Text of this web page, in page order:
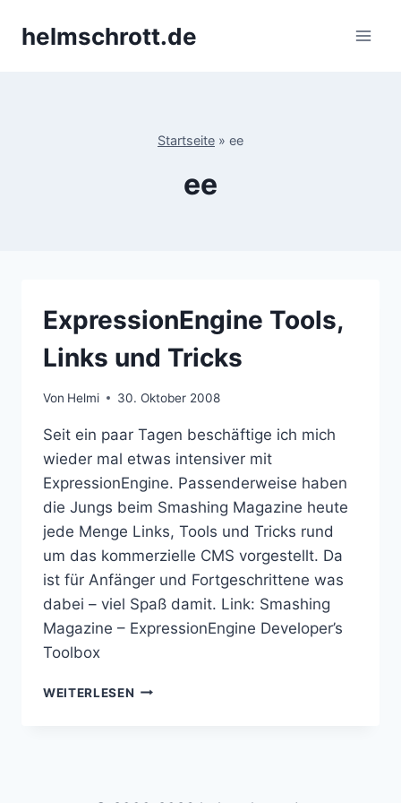
Inhalthelmschrott.de
Startseite » ee
ee
ExpressionEngine Tools,
Links und Tricks
Von Helmi 30. Oktober 2008
Seit ein paar Tagen beschäftige ich mich
wieder mal etwas intensiver mit
ExpressionEngine. Passenderweise haben
die Jungs beim Smashing Magazine heute
jede Menge Links, Tools und Tricks rund
um das kommerzielle CMS vorgestellt. Da
ist für Anfänger und Fortgeschrittene was
dabei – viel Spaß damit. Link: Smashing
Magazine – ExpressionEngine Developer’s
Toolbox
WEITERLESEN EXPRESSIONENGINE